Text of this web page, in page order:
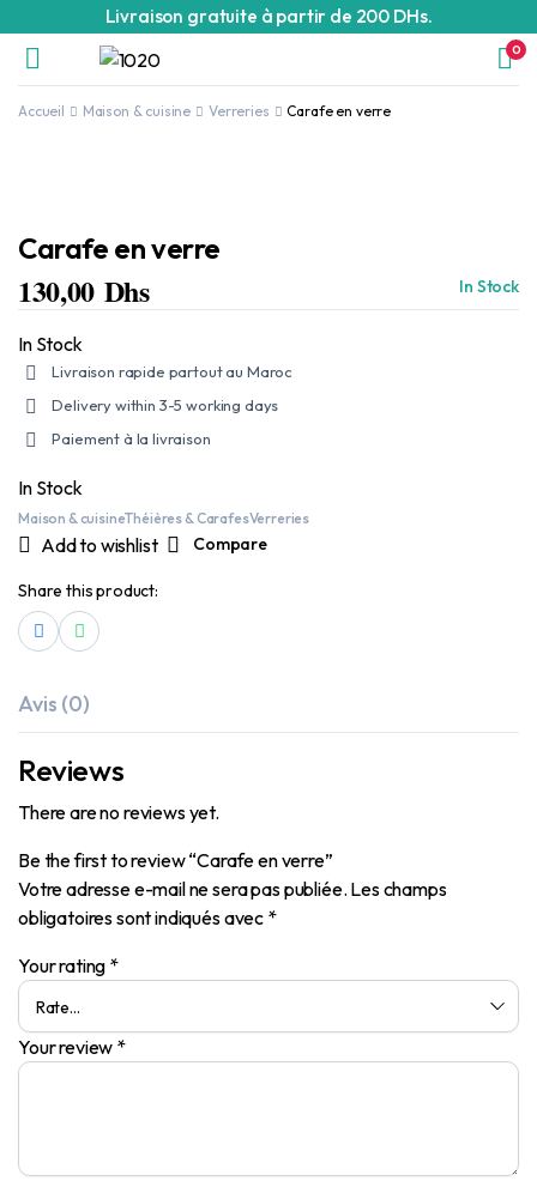
Livraison gratuite à partir de 200 DHs.
0
Accueil Maison & cuisine Verreries Carafe en verre
Carafe en verre
130,00 Dhs In Stock
In Stock
Livraison rapide partout au Maroc
Delivery within 3-5 working days
Paiement à la livraison
In Stock
Maison & cuisineThéières & CarafesVerreries
Add to wishlist Compare
Share this product:
Avis (0)
Reviews
There are no reviews yet.
Be the first to review “Carafe en verre”
Votre adresse e-mail ne sera pas publiée. Les champs
obligatoires sont indiqués avec *
Your rating *
Your review *